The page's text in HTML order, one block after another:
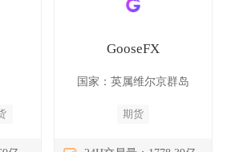
GooseFX
国家：英属维尔京群岛
期货